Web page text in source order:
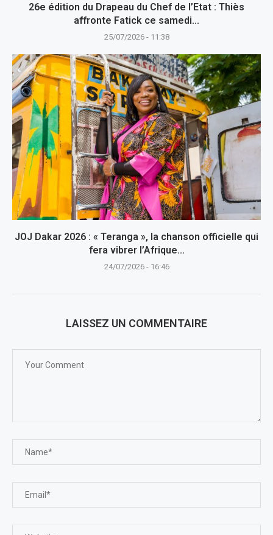
26e édition du Drapeau du Chef de l’Etat : Thiès
affronte Fatick ce samedi...
25/07/2026 - 11:38
JOJ Dakar 2026 : « Teranga », la chanson officielle qui
fera vibrer l’Afrique...
24/07/2026 - 16:46
LAISSEZ UN COMMENTAIRE